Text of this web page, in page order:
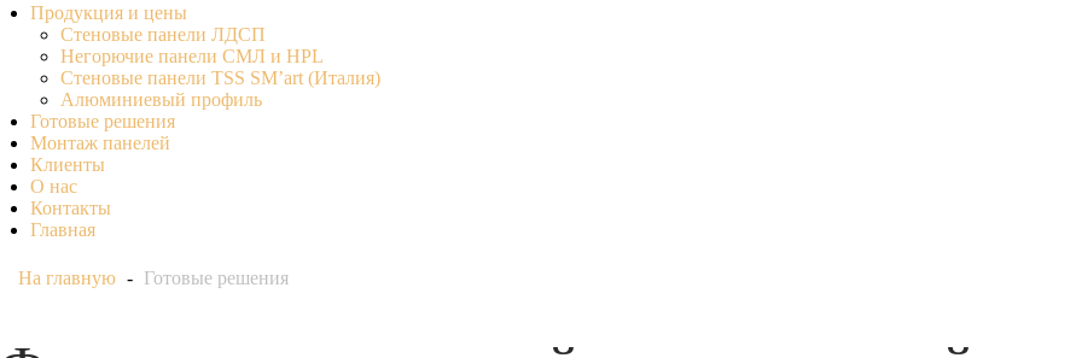
Продукция и цены
Стеновые панели ЛДСП
Негорючие панели СМЛ и HPL
Стеновые панели TSS SM’art (Италия)
Алюминиевый профиль
Готовые решения
Монтаж панелей
Клиенты
О нас
Контакты
Главная
На главную - Готовые решения